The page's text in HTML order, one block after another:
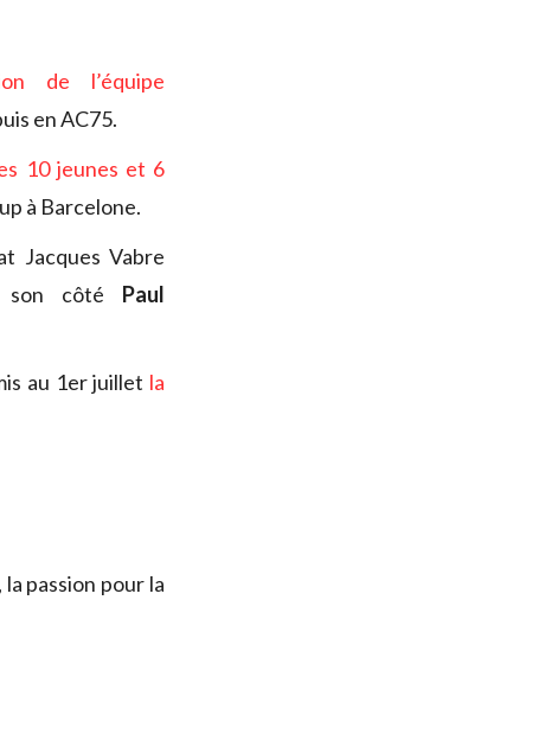
de l’équipe
en AC75.
10 jeunes et 6
à Barcelone.
Jacques Vabre
côté Paul
au 1er juillet la
passion pour la